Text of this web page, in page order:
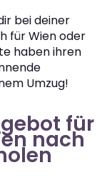
bei deiner
für Wien oder
haben ihren
Umzug!
für
nach